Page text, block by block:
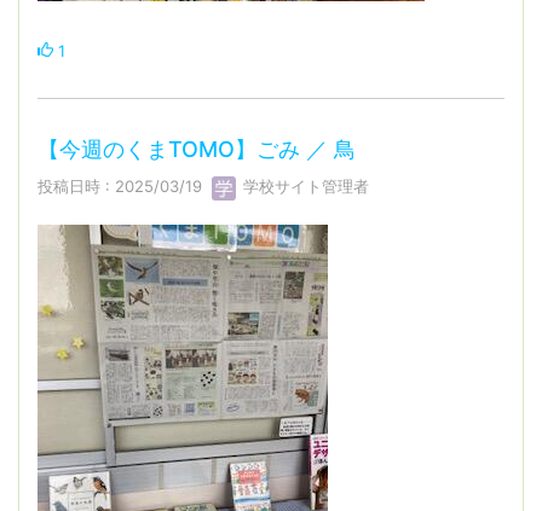
1
【今週のくまTOMO】ごみ ／ 鳥
投稿日時 : 2025/03/19 学校サイト管理者